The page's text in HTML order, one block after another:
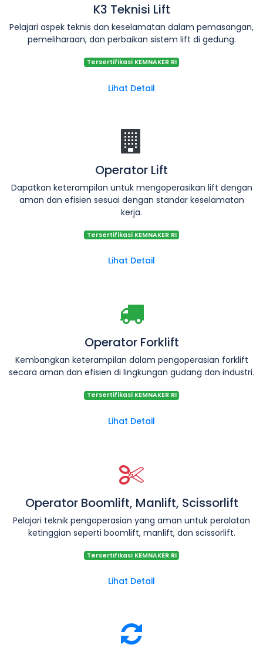
K3 Teknisi Lift
Pelajari aspek teknis dan keselamatan dalam pemasangan,
pemeliharaan, dan perbaikan sistem lift di gedung.
Tersertifikasi KEMNAKER RI
Lihat Detail
Operator Lift
Dapatkan keterampilan untuk mengoperasikan lift dengan
aman dan efisien sesuai dengan standar keselamatan
kerja.
Tersertifikasi KEMNAKER RI
Lihat Detail
Operator Forklift
Kembangkan keterampilan dalam pengoperasian forklift
secara aman dan efisien di lingkungan gudang dan industri.
Tersertifikasi KEMNAKER RI
Lihat Detail
Operator Boomlift, Manlift, Scissorlift
Pelajari teknik pengoperasian yang aman untuk peralatan
ketinggian seperti boomlift, manlift, dan scissorlift.
Tersertifikasi KEMNAKER RI
Lihat Detail